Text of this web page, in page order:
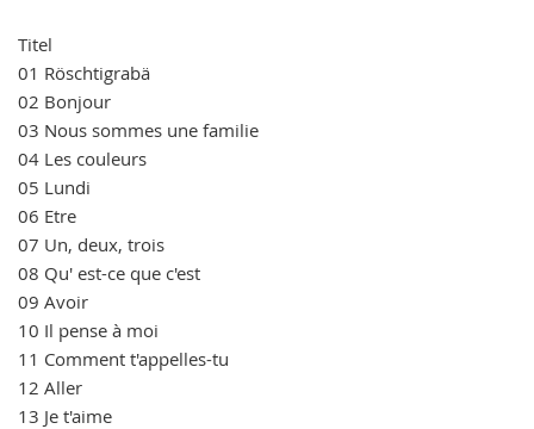
Titel
01 Röschtigrabä
02 Bonjour
03 Nous sommes une familie
04 Les couleurs
05 Lundi
06 Etre
07 Un, deux, trois
08 Qu' est-ce que c'est
09 Avoir
10 Il pense à moi
11 Comment t'appelles-tu
12 Aller
13 Je t'aime